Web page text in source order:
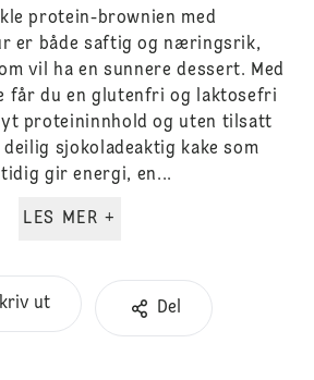
protein-brownien med
er både saftig og næringsrik,
vil ha en sunnere dessert. Med
får du en glutenfri og laktosefri
proteininnhold og uten tilsatt
deilig sjokoladeaktig kake som
gir energi, en...
LES MER +
ut Del